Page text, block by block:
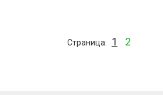
Страница 1 2